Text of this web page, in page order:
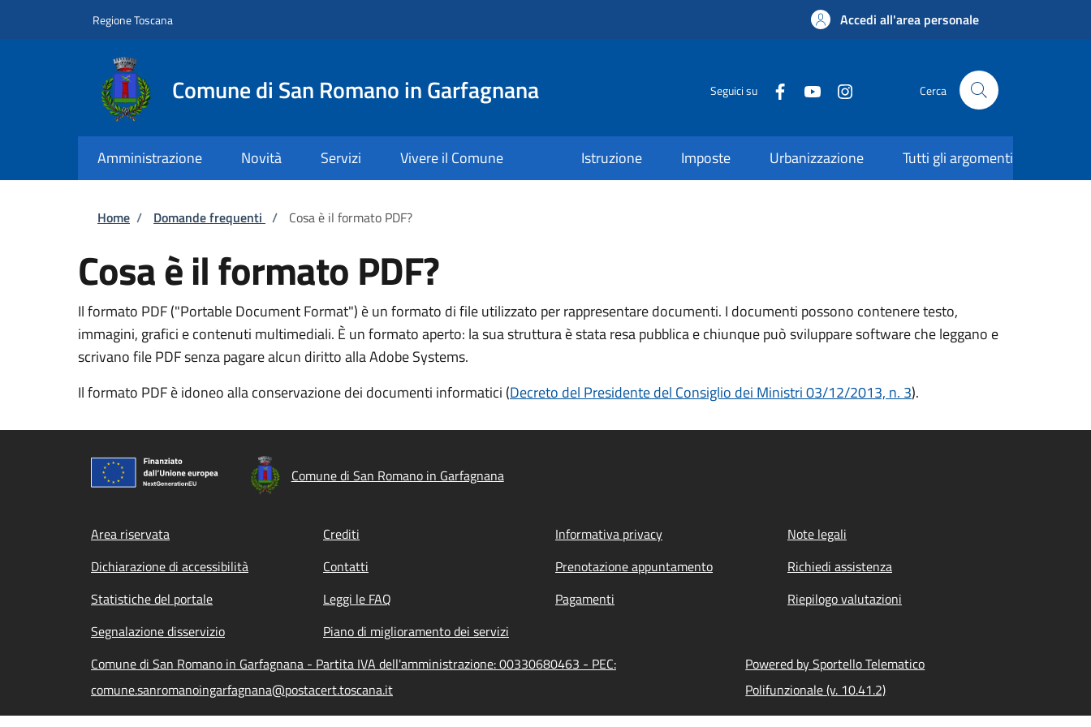
Regione Toscana Accedi all'area personale
Comune di San Romano in Garfagnana Seguici su Cerca
Amministrazione Novità Servizi Vivere il Comune Istruzione Imposte Urbanizzazione Tutti gli argomenti
Briciole di pane
Home / Domande frequenti / Cosa è il formato PDF?
Cosa è il formato PDF?
Il formato PDF ("Portable Document Format") è un formato di file utilizzato per rappresentare documenti. I documenti possono contenere testo,
immagini, grafici e contenuti multimediali. È un formato aperto: la sua struttura è stata resa pubblica e chiunque può sviluppare software che leggano e
scrivano file PDF senza pagare alcun diritto alla Adobe Systems.
Il formato PDF è idoneo alla conservazione dei documenti informatici (Decreto del Presidente del Consiglio dei Ministri 03/12/2013, n. 3).
Comune di San Romano in Garfagnana
Footer menu
Area riservata Crediti Informativa privacy
Note legali
Dichiarazione di accessibilità
Contatti Prenotazione appuntamento
Richiedi assistenza
Statistiche del portale
Leggi le FAQ Pagamenti
Riepilogo valutazioni
Segnalazione disservizio
Piano di miglioramento dei servizi
Comune di San Romano in Garfagnana - Partita IVA dell'amministrazione: 00330680463 - PEC:
comune.sanromanoingarfagnana@postacert.toscana.it
Powered by Sportello Telematico
Polifunzionale (v. 10.41.2)